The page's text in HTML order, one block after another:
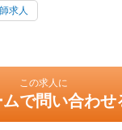
求人
この求人に
ムで問い合わせ